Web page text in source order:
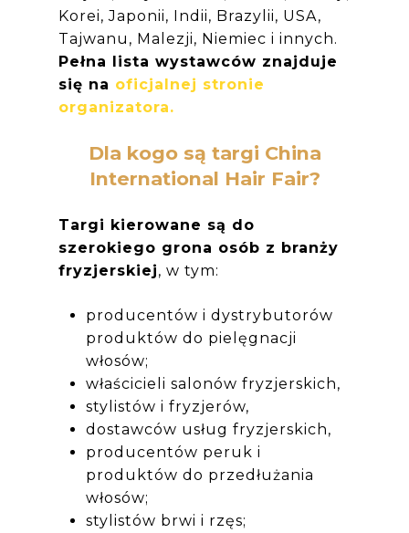
Korei, Japonii, Indii, Brazylii, USA,
Tajwanu, Malezji, Niemiec i innych.
Pełna lista wystawców znajduje
się na oficjalnej stronie
organizatora.
Dla kogo są targi China
International Hair Fair?
Targi kierowane są do
szerokiego grona osób z branży
fryzjerskiej, w tym:
producentów i dystrybutorów
produktów do pielęgnacji
włosów;
właścicieli salonów fryzjerskich,
stylistów i fryzjerów,
dostawców usług fryzjerskich,
producentów peruk i
produktów do przedłużania
włosów;
stylistów brwi i rzęs;